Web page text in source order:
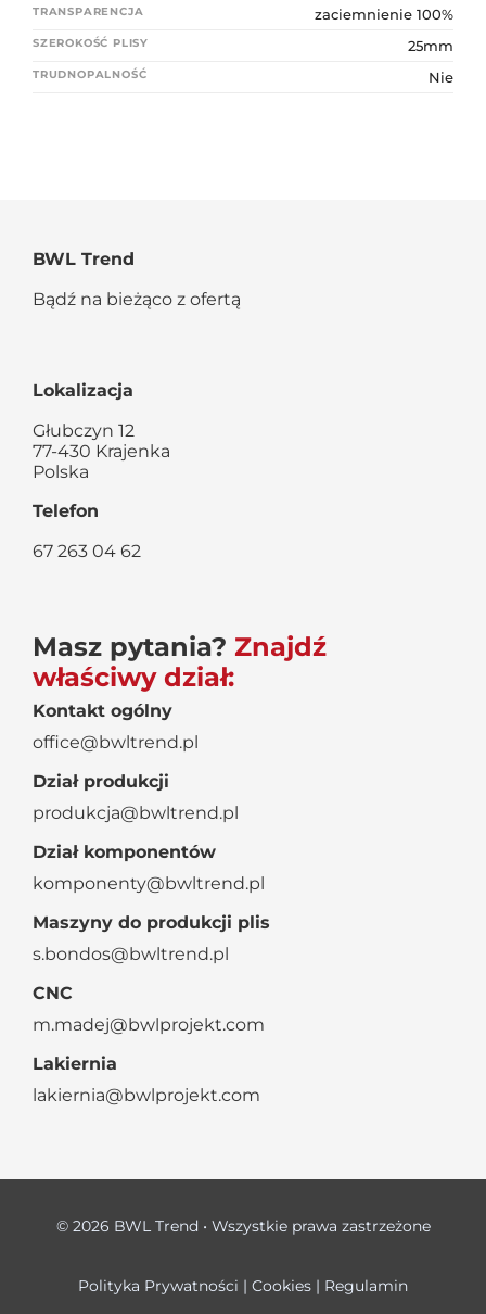
TRANSPARENCJA zaciemnienie 100%
SZEROKOŚĆ PLISY 25mm
TRUDNOPALNOŚĆ Nie
BWL Trend
Bądź na bieżąco z ofertą
Lokalizacja
Głubczyn 12
77-430 Krajenka
Polska
Telefon
67 263 04 62
Masz pytania? Znajdź
właściwy dział:
Kontakt ogólny
office@bwltrend.pl
Dział produkcji
produkcja@bwltrend.pl
Dział komponentów
komponenty@bwltrend.pl
Maszyny do produkcji plis
s.bondos@bwltrend.pl
CNC
m.madej@bwlprojekt.com
Lakiernia
lakiernia@bwlprojekt.com
© 2026 BWL Trend • Wszystkie prawa zastrzeżone
Polityka Prywatności | Cookies | Regulamin